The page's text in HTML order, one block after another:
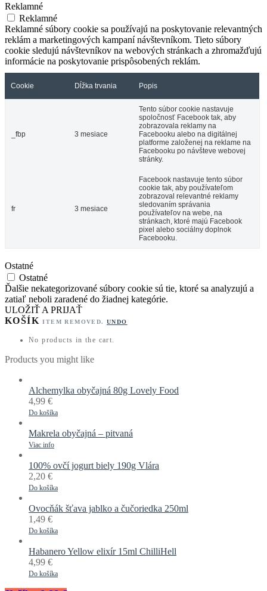
Reklamné
Reklamné
Reklamné súbory cookie sa používajú na poskytovanie relevantných
reklám a marketingových kampaní návštevníkom. Tieto súbory
cookie sledujú návštevníkov na webových stránkach a zhromažďujú
informácie na poskytovanie prispôsobených reklám.
Cookie Dĺžka trvania Popis
_fbp 3 mesiace
Tento súbor cookie nastavuje
spoločnosť Facebook tak, aby
zobrazovala reklamy na
Facebooku alebo na digitálnej
platforme založenej na reklame na
Facebooku po návšteve webovej
stránky.
fr 3 mesiace
Facebook nastavuje tento súbor
cookie tak, aby používateľom
zobrazoval relevantné reklamy
sledovaním správania
používateľov na webe, na
stránkach, ktoré majú Facebook
pixel alebo sociálny doplnok
Facebooku.
Ostatné
Ostatné
Ďalšie nekategorizované súbory cookie sú tie, ktoré sa analyzujú a
zatiaľ neboli zaradené do žiadnej kategórie.
ULOŽIŤ A PRIJAŤ
KOŠÍKITEM REMOVED.UNDO
No products in the cart.
Products you might like
Alchemylka obyčajná 80g Lovely Food
4,99 €
Do košíka
Makrela obyčajná – pitvaná
Viac info
100% ovčí jogurt biely 190g Vlára
2,20 €
Do košíka
Ovocňák šťava jablko a čučoriedka 250ml
1,49 €
Do košíka
Habanero Yellow elixír 15ml ChilliHell
4,99 €
Do košíka